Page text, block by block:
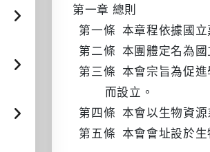
第一章 總則
第一條 本章程依據國
第二條 本團體定名為
第三條 本會宗旨為促
而設立。
第四條 本會以生物資
第五條 本會會址設於生